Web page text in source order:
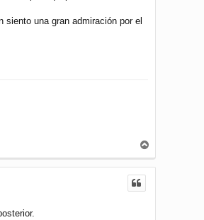
una gran admiración por el
r
r